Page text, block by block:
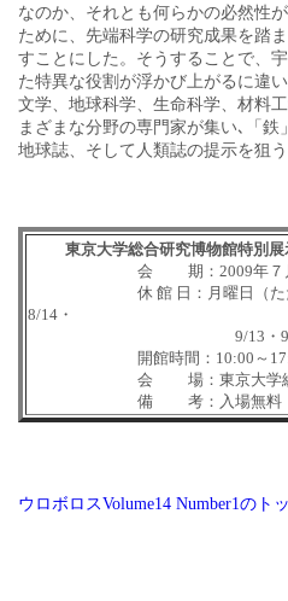
なのか、それとも何らかの必然性
ために、先端科学の研究成果を踏
すことにした。そうすることで、
た特異な役割が浮かび上がるに違
文学、地球科学、生命科学、材料
まざまな分野の専門家が集い､「
地球誌、そして人類誌の提示を狙う
東京大学総合研究博物館特別展
会 期：2009年７月24日
休 館 日：月曜日（ただし9/
8/14・
9/13・9/24・
開館時間：10:00～17:00（
会 場：東京大学総合研
備 考：入場無料
ウロボロスVolume14 Number1のト